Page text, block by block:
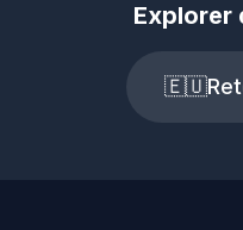
Explorer
🇪🇺